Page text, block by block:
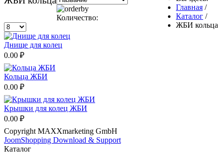
Главная /
Каталог /
ЖБИ кольца
Количество:
Днище для колец
0.00 ₽
Кольца ЖБИ
0.00 ₽
Крышки для колец ЖБИ
0.00 ₽
Copyright MAXXmarketing GmbH
JoomShopping Download & Support
Каталог